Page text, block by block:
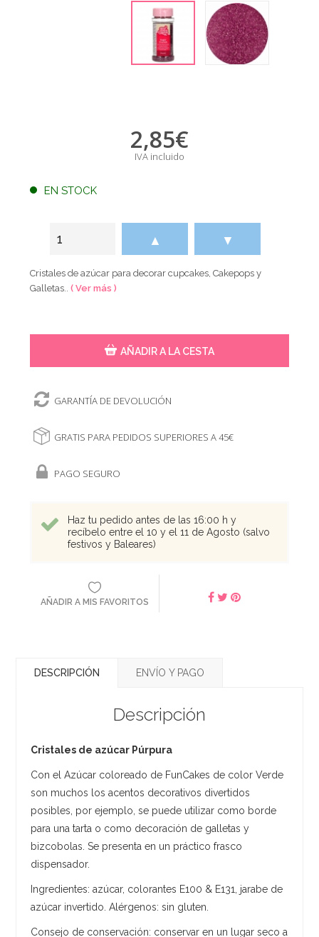
2,85€
IVA incluido
EN STOCK
▲ ▼
Cristales de azúcar para decorar cupcakes, Cakepops y
Galletas..( Ver más )
AÑADIR A LA CESTA
GARANTÍA DE DEVOLUCIÓN
GRATIS PARA PEDIDOS SUPERIORES A 45€
PAGO SEGURO
Haz tu pedido antes de las 16:00 h y
recíbelo entre el 10 y el 11 de Agosto (salvo
festivos y Baleares)
AÑADIR A MIS FAVORITOS
DESCRIPCIÓN ENVÍO Y PAGO
Descripción
Cristales de azúcar Púrpura
Con el Azúcar coloreado de FunCakes de color Verde
son muchos los acentos decorativos divertidos
posibles, por ejemplo, se puede utilizar como borde
para una tarta o como decoración de galletas y
bizcobolas. Se presenta en un práctico frasco
dispensador.
Ingredientes: azúcar, colorantes E100 & E131, jarabe de
azúcar invertido. Alérgenos: sin gluten.
Consejo de conservación: conservar en un lugar seco a